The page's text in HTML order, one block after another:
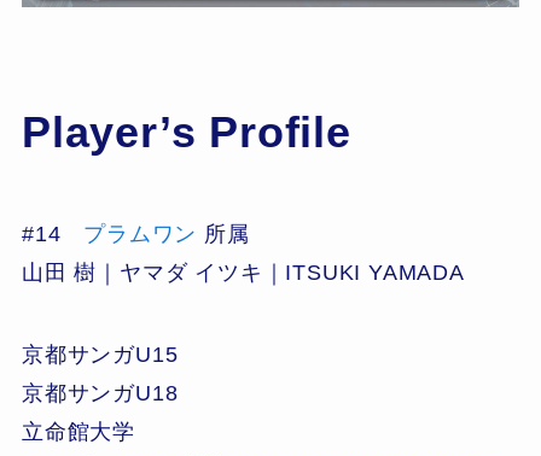
Player’s Profile
#14 プラムワン 所属
山田 樹｜ヤマダ イツキ｜ITSUKI YAMADA
京都サンガU15
京都サンガU18
立命館大学